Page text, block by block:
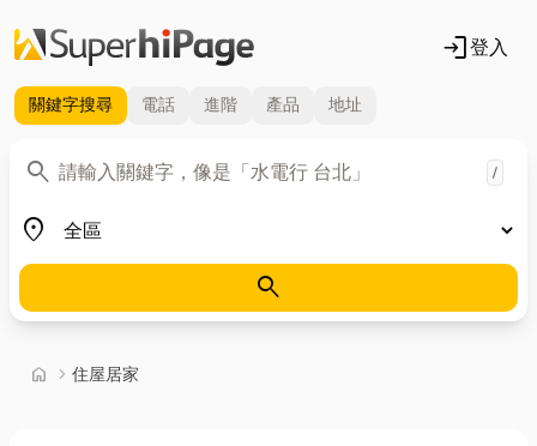
login登入
關鍵字搜尋 電話 進階 產品 地址
search
關鍵字 /
place
地區
search
home chevron_right 首頁
住屋居家